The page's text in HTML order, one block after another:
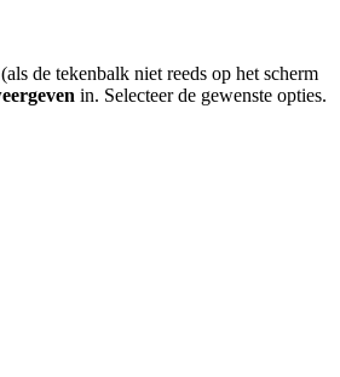
de tekenbalk niet reeds op het scherm
in. Selecteer de gewenste opties.